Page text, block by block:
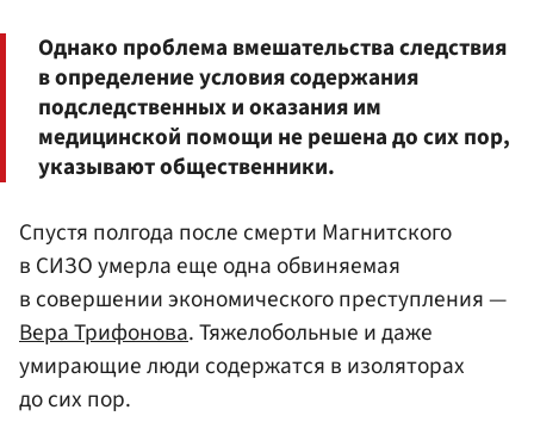
Однако проблема вмешательства следствия
в определение условия содержания
подследственных и оказания им
медицинской помощи не решена до сих пор,
указывают общественники.
Спустя полгода после смерти Магнитского
в СИЗО умерла еще одна обвиняемая
в совершении экономического преступления —
Вера Трифонова. Тяжелобольные и даже
умирающие люди содержатся в изоляторах
до сих пор.